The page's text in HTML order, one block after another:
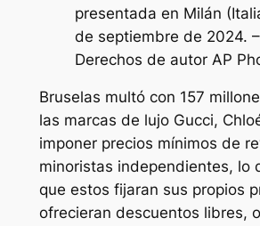
presentada en Milán
de septiembre de 2024. –
Derechos de autor AP
Bruselas multó con 157
las marcas de lujo Gucci,
imponer precios mínimos de
minoristas independientes, lo
que estos fijaran sus propios
ofrecieran descuentos libres,